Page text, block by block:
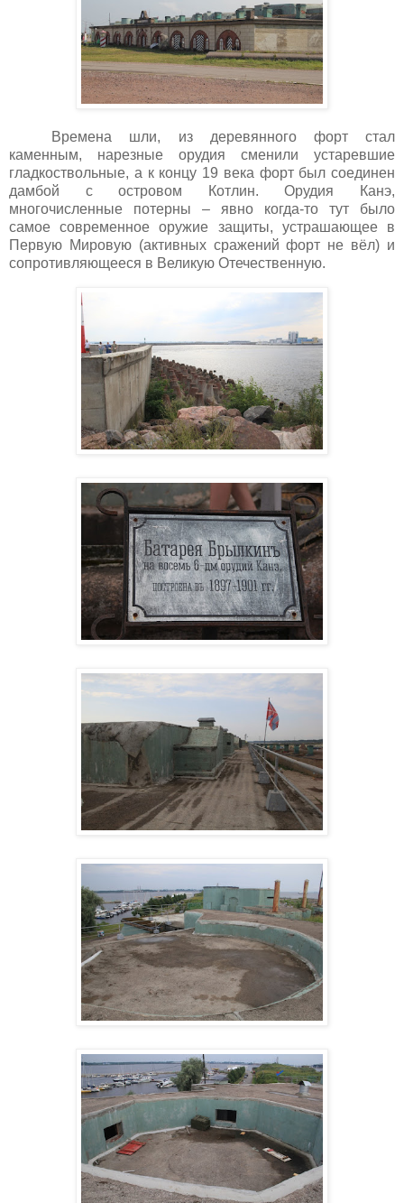
Времена шли, из деревянного форт стал
каменным, нарезные орудия сменили устаревшие
гладкоствольные, а к концу 19 века форт был соединен
дамбой с островом Котлин. Орудия Канэ,
многочисленные потерны – явно когда-то тут было
самое современное оружие защиты, устрашающее в
Первую Мировую (активных сражений форт не вёл) и
сопротивляющееся в Великую Отечественную.